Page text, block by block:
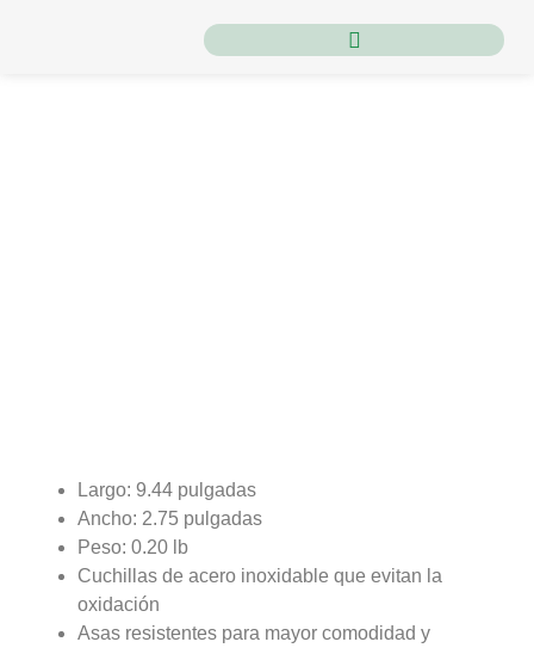
Largo: 9.44 pulgadas
Ancho: 2.75 pulgadas
Peso: 0.20 lb
Cuchillas de acero inoxidable que evitan la
oxidación
Asas resistentes para mayor comodidad y